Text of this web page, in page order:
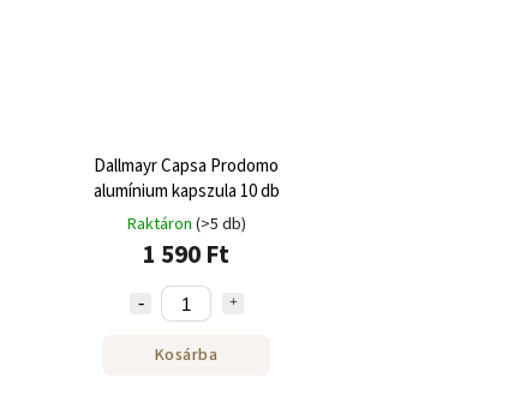
Dallmayr Capsa Prodomo
alumínium kapszula 10 db
Raktáron (>5 db)
1 590 Ft
Kosárba